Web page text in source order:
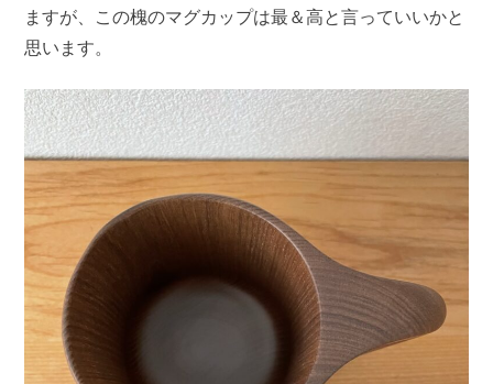
ますが、この槐のマグカップは最＆高と言っていいかと
思います。